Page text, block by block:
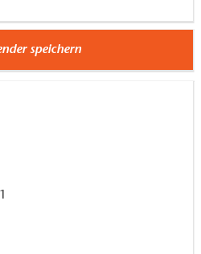
speichern